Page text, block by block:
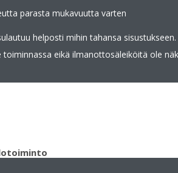
parasta mukavuutta varten
helposti mihin tahansa
toiminnassa eikä ilmanottosäleiköitä ole
halutulla tasolla poissaolon aikana